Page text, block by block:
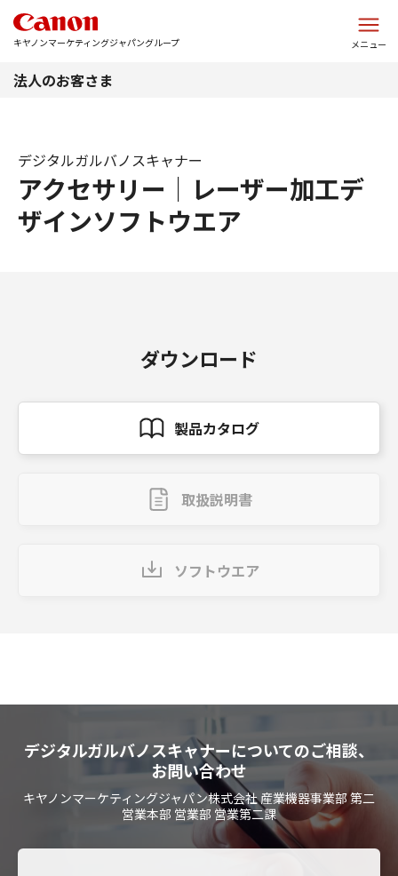
キヤノンマーケティングジャパングループ メニュー
法人のお客さま
アクセサリー｜レーザー加工デ
ザインソフトウエア
デジタルガルバノスキャナー
ダウンロード
製品カタログ
取扱説明書
ソフトウエア
デジタルガルバノスキャナーについてのご相談、
お問い合わせ
キヤノンマーケティングジャパン株式会社 産業機器事業部 第二
営業本部 営業部 営業第二課